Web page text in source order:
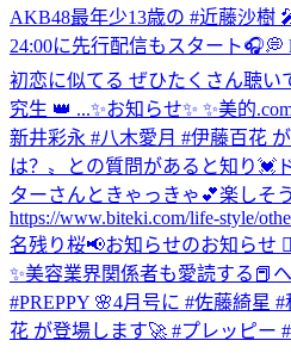
AKB48最年少13歳の #近藤沙樹
24:00に先行配信もスタート🎧💭
初恋に似てる ぜひたくさん聴い
究生 👑 ...✨お知らせ✨ ✨美的
新井彩永 #八木愛月 #伊藤百花
は？〟との質問があると知り💓
ターさんときゃっきゃ💕楽しそ
https://www.biteki.com/life-style/
名残り桜📢お知らせのお知らせ
✨美容業界関係者も愛読する📕
#PREPPY 🌸4月号に #佐藤綺星
花 が登場します🚀 #プレッピー